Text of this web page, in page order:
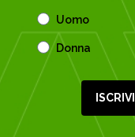
Uomo
Donna